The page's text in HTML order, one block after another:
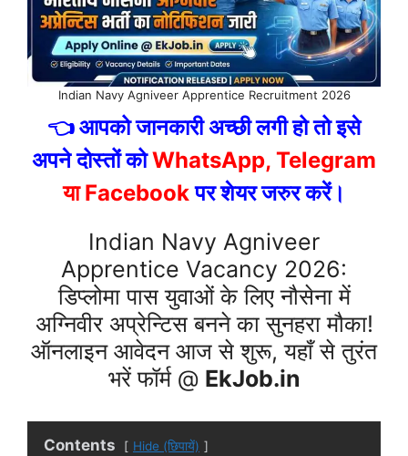
Indian Navy Agniveer Apprentice Recruitment 2026
👈 आपको जानकारी अच्छी लगी हो तो इसे
अपने दोस्तों कोWhatsApp, Telegram
या Facebookपर शेयर जरुर करें।
Indian Navy Agniveer
Apprentice Vacancy 2026:
डिप्लोमा पास युवाओं के लिए नौसेना में
अग्निवीर अप्रेन्टिस बनने का सुनहरा मौका!
ऑनलाइन आवेदन आज से शुरू, यहाँ से तुरंत
भरें फॉर्म @ EkJob.in
Contents Hide (छिपायें)